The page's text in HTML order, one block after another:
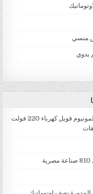
يدوي
فيديو شرح آلة لحام سطح عبوات جل بطبات ألمونيوم فويل كهرباء 220 فولت